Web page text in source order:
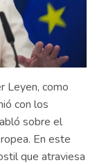
Leyen, como
con los
sobre el
En este
que atraviesa